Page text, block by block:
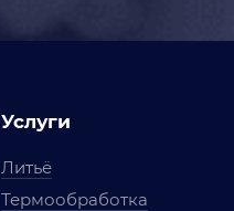
Услуги
Литьё
Термообработка